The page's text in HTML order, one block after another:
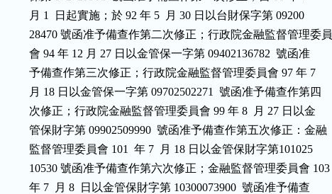
          月 1  日起實施；於 92 年 5  月 30 日以台財保字第 09200
          28470 號函准予備查作第二次修正；行政院金融監督管理委員
          會 94 年 12 月 27 日以金管保一字第 09402136782  號函准
          予備查作第三次修正；行政院金融監督管理委員會 97 年 7
          月 18 日以金管保一字第 09702502271  號函准予備查作第四
          次修正；行政院金融監督管理委員會 99 年 8  月 27 日以金
          管保財字第 09902509990  號函准予備查作第五次修正：金融
          監督管理委員會 101  年 7  月 18 日以金管保財字第101025
          10530 號函准予備查作第六次修正；金融監督管理委員會 103
          年 7  月 8  日以金管保財字第 10300073900  號函准予備查